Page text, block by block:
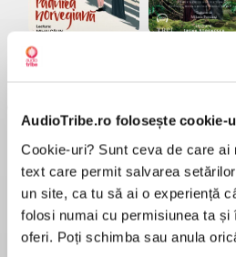
AudioTribe.ro folosește cookie-
Cookie-uri? Sunt ceva de care
text care permit salvarea
un site, ca tu să ai o experiență
folosi numai cu permisiunea ta
oferi. Poți schimba sau anula
Pădurea norvegiană
Elita de Argint (Elita
de...
Dani Francis
Diavolul se
la...
Lauren